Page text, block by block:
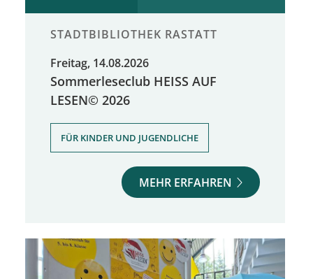
STADTBIBLIOTHEK RASTATT
Freitag, 14.08.2026
Sommerleseclub HEISS AUF
LESEN© 2026
FÜR KINDER UND JUGENDLICHE
MEHR ERFAHREN